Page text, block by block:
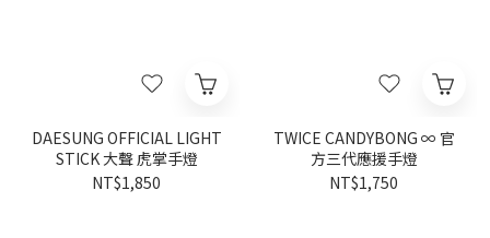
DAESUNG OFFICIAL LIGHT
STICK 大聲 虎掌手燈
NT$1,850
TWICE CANDYBONG ∞ 官
方三代應援手燈
NT$1,750